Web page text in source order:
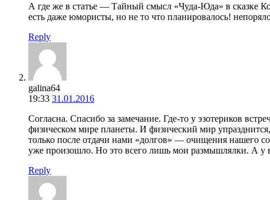
А где же в статье — Тайный смысл «Чуда-Юда» в сказке
есть даже юмористы, но не то что планировалось!
Reply
galina64
19:33 31.01.2016
Согласна. Спасибо за замечание. Где-то у эзотериков
физическом мире планеты. И физический мир
только после отдачи нами «долгов» — очищения нашего
уже произошло. Но это всего лишь мои размышлялки. А у
Reply